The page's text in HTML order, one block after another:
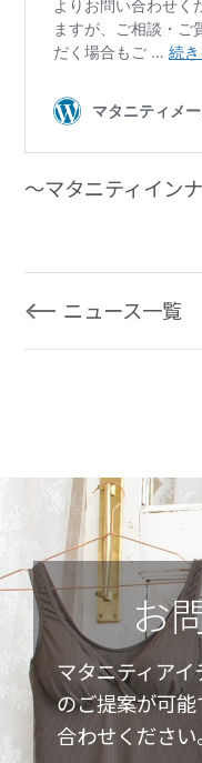
～マタニティイン
ニュース一覧
お
マタニティア
のご提案が可
合わせください